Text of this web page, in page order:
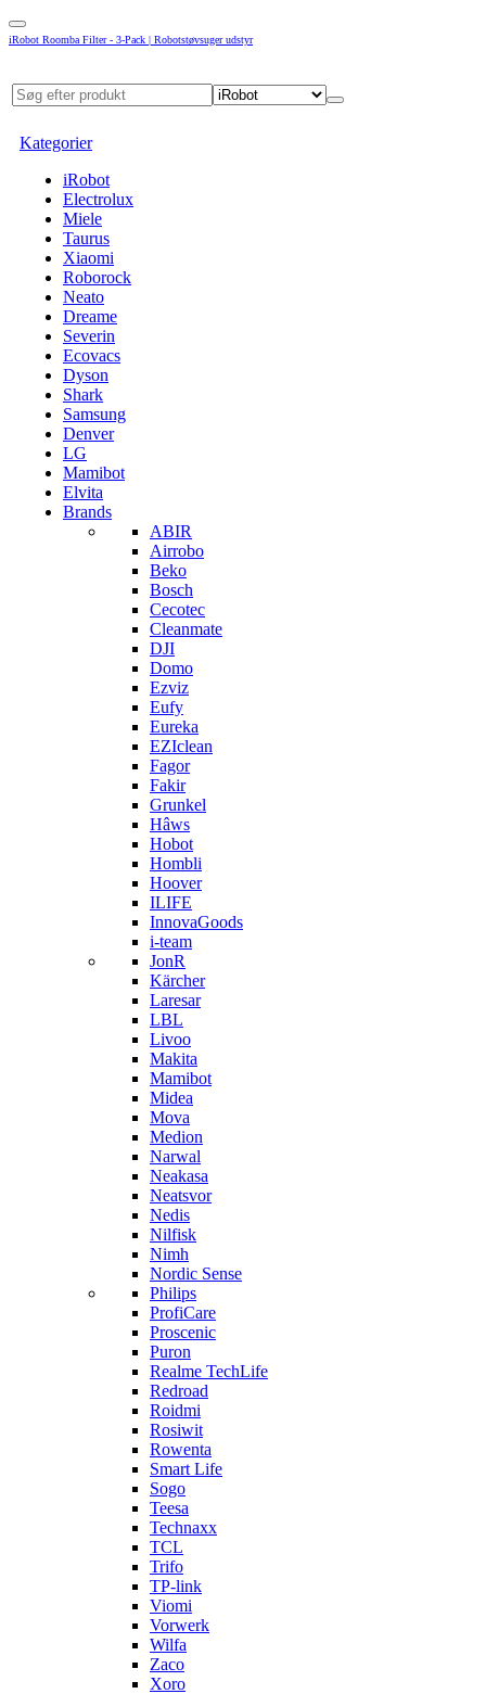
iRobot Roomba Filter - 3-Pack | Robotstøvsuger udstyr
Kategorier
iRobot
Electrolux
Miele
Taurus
Xiaomi
Roborock
Neato
Dreame
Severin
Ecovacs
Dyson
Shark
Samsung
Denver
LG
Mamibot
Elvita
Brands
ABIR
Airrobo
Beko
Bosch
Cecotec
Cleanmate
DJI
Domo
Ezviz
Eufy
Eureka
EZIclean
Fagor
Fakir
Grunkel
Hâws
Hobot
Hombli
Hoover
ILIFE
InnovaGoods
i-team
JonR
Kärcher
Laresar
LBL
Livoo
Makita
Mamibot
Midea
Mova
Medion
Narwal
Neakasa
Neatsvor
Nedis
Nilfisk
Nimh
Nordic Sense
Philips
ProfiCare
Proscenic
Puron
Realme TechLife
Redroad
Roidmi
Rosiwit
Rowenta
Smart Life
Sogo
Teesa
Technaxx
TCL
Trifo
TP-link
Viomi
Vorwerk
Wilfa
Zaco
Xoro